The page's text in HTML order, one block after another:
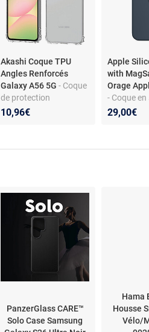
Akashi Coque TPU
Angles Renforcés
Galaxy A56 5G- Coque
de protection
transparente avec
10,96€
Apple
with
Orage
- Coque
MagSafe
29,00€
PanzerGlass CARE™
Solo Case Samsung
Hama
Housse
Vélo/